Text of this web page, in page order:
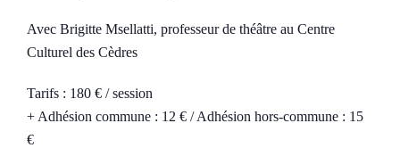
Avec Brigitte Msellatti, professeur de théâtre au Centre
Culturel des Cèdres
Tarifs : 180 € / session
+ Adhésion commune : 12 € / Adhésion hors-commune : 15
€